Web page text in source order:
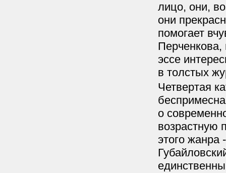
лицо, они,
они
помогает
Перченкова,
эссе
в толстых
Четвертая
о
возрастную
этого